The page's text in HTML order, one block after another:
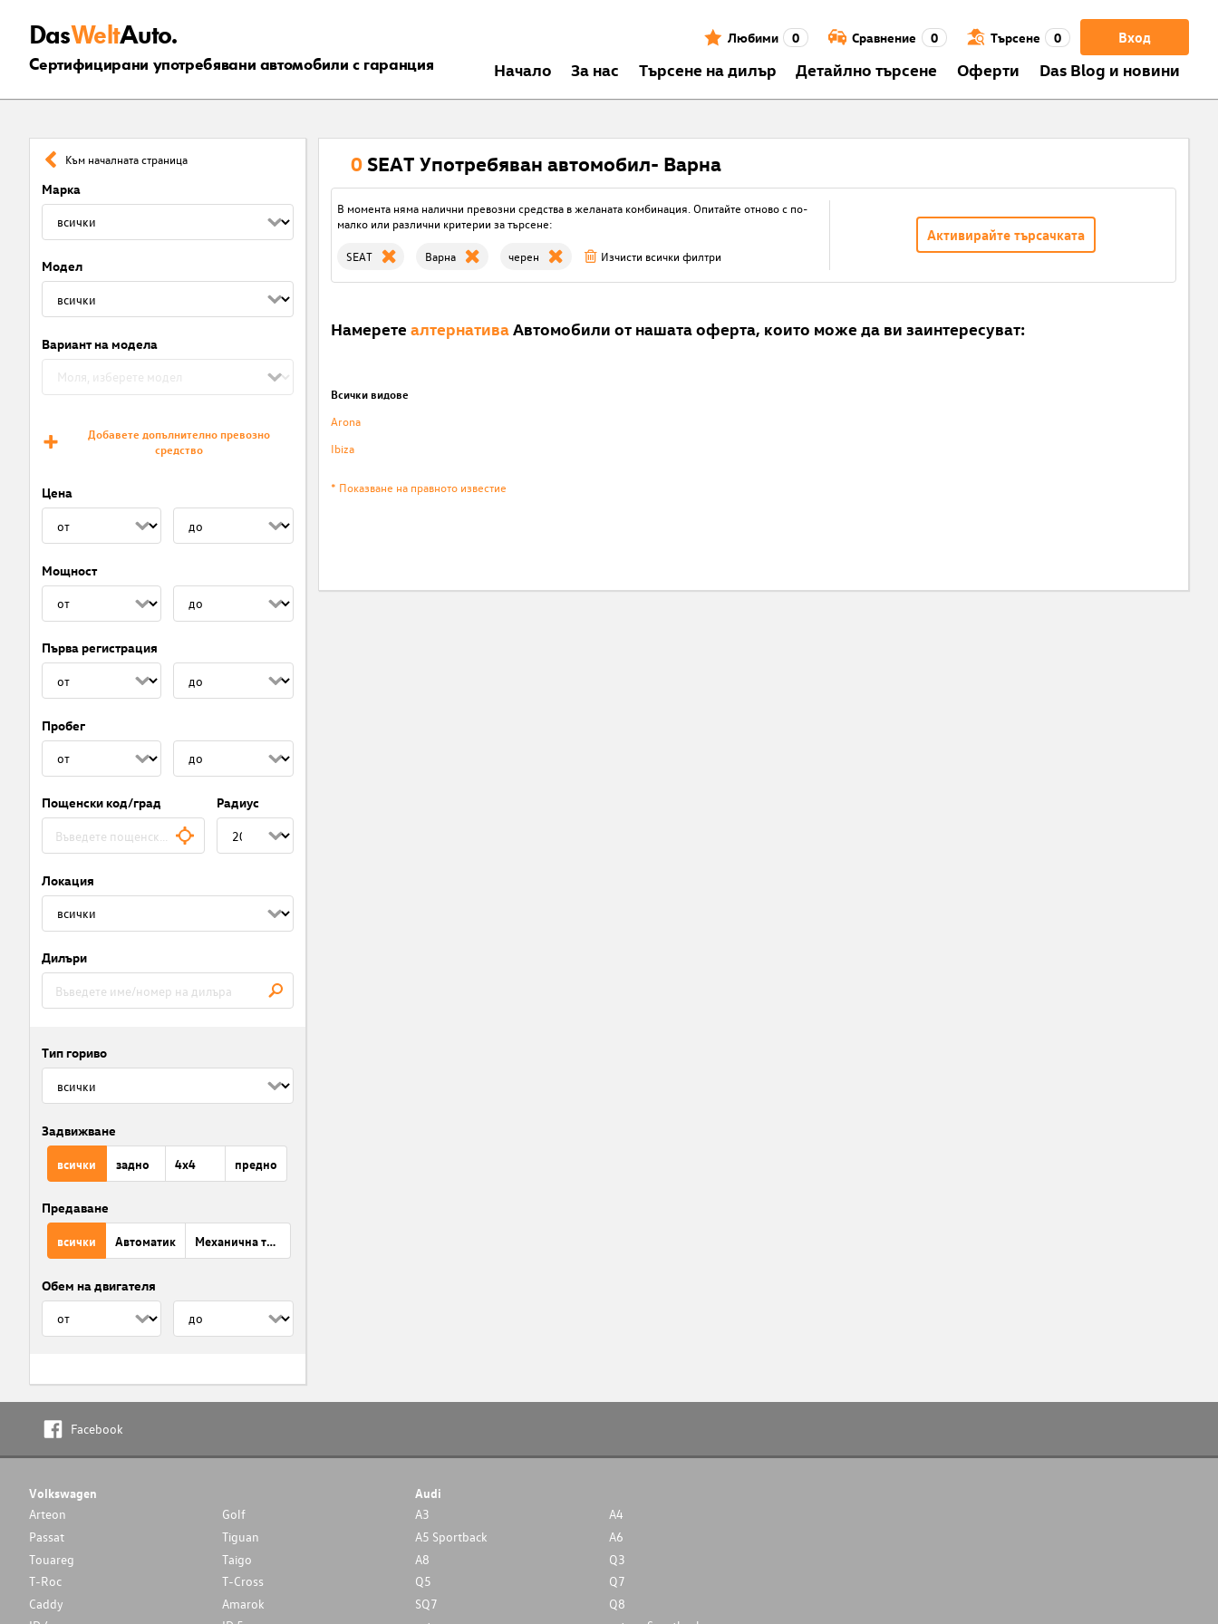
DasWeltAuto.
Сертифицирани употребявани автомобили с гаранция
Вход
Любими 0 Сравнение 0 Търсене 0
Началo За нас Търсене на дилър Детайлно търсене Оферти Das Blog и новини
Към началната страница
Марка
Модел
Вариант на модела
Добавете допълнително превозно
средство
Цена
Мощност
Първа регистрация
Пробег
Пощенски код/град Радиус
Локация
Дилъри
Тип гориво
Задвижване
всички задно 4x4 предно
Предаване
всички Автоматик Механична трансмисия
Обем на двигателя
0 SEAT Употребяван автомобил- Варна
В момента няма налични превозни средства в желаната комбинация. Опитайте отново с по-
малко или различни критерии за търсене:
SEAT Варна черен Изчисти всички филтри
Активирайте търсачката
Намерете алтернатива Автомобили от нашата оферта, които може да ви заинтересуват:
Всички видове
Arona
Ibiza
* Показване на правното известие
Facebook
Volkswagen
Arteon
Golf
Passat
Tiguan
Touareg
Taigo
T-Roc
T-Cross
Caddy
Amarok
Audi
A3
A4
A5 Sportback
A6
A8
Q3
Q5
Q7
SQ7
Q8